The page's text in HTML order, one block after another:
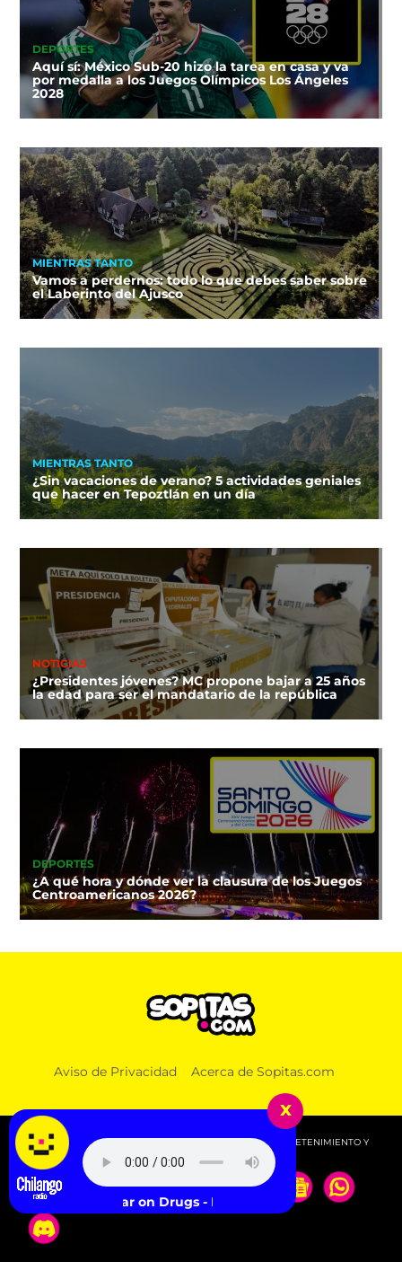
DEPORTES
Aquí sí: México Sub-20 hizo la tarea en casa y va
por medalla a los Juegos Olímpicos Los Ángeles
2028
MIENTRAS TANTO
Vamos a perdernos: todo lo que debes saber sobre
el Laberinto del Ajusco
MIENTRAS TANTO
¿Sin vacaciones de verano? 5 actividades geniales
que hacer en Tepoztlán en un día
NOTICIAS
¿Presidentes jóvenes? MC propone bajar a 25 años
la edad para ser el mandatario de la república
DEPORTES
¿A qué hora y dónde ver la clausura de los Juegos
Centroamericanos 2026?
Aviso de Privacidad Acerca de Sopitas.com
© 2026 SOPITAS.COM - MÚSICA, NOTICIAS, DEPORTES, ENTRETENIMIENTO Y
MÁS!.
x
The War on Drugs - Red Eyes